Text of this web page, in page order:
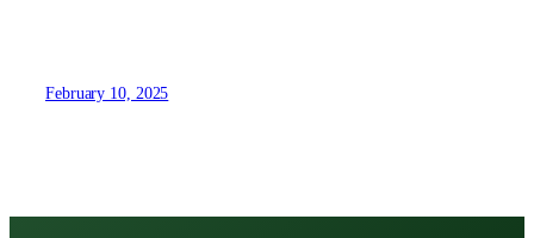
February 10, 2025